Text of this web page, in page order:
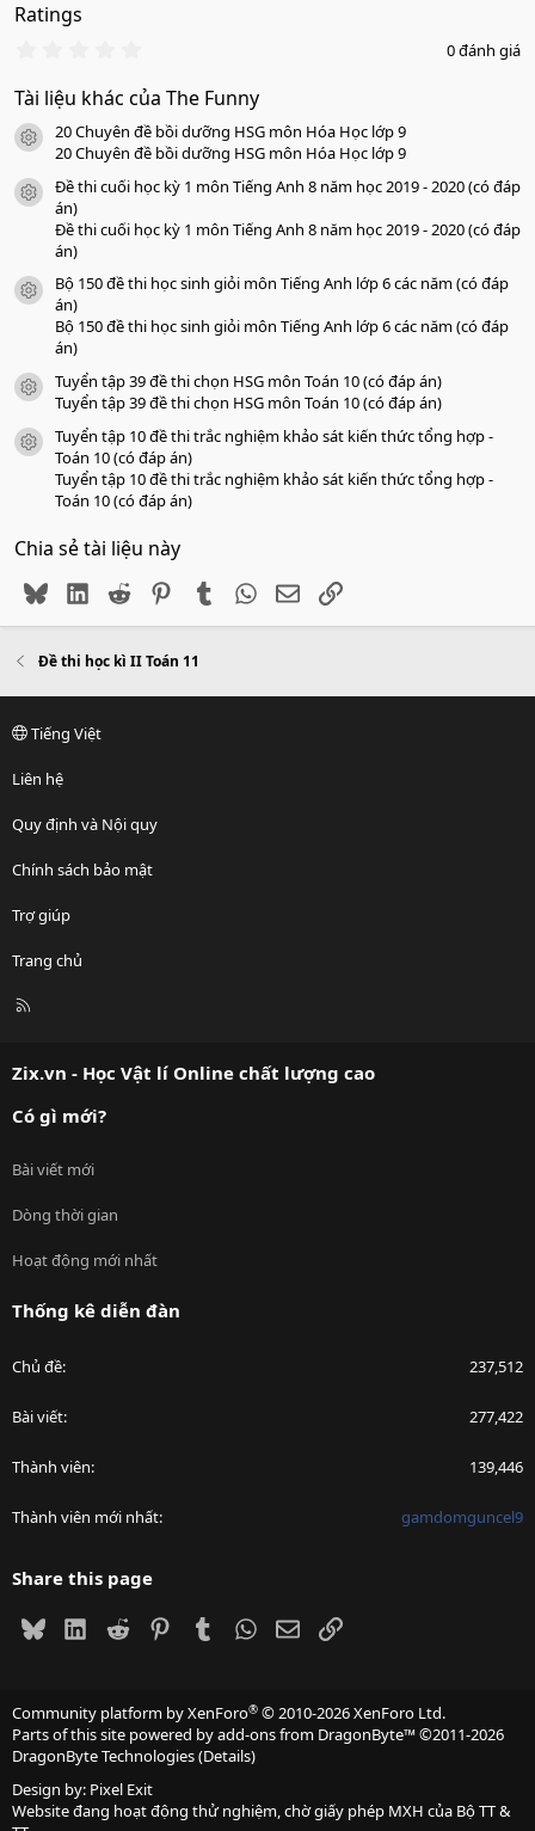
Ratings
0
0
s
a
o
0 đánh giá
Tài liệu khác của The Funny
icon tài liệu
20 Chuyên đề bồi dưỡng HSG môn Hóa Học lớp 9
20 Chuyên đề bồi dưỡng HSG môn Hóa Học lớp 9
icon tài liệu
Đề thi cuối học kỳ 1 môn Tiếng Anh 8 năm học 2019 - 2020 (có đáp
án)
Đề thi cuối học kỳ 1 môn Tiếng Anh 8 năm học 2019 - 2020 (có đáp
án)
icon tài liệu
Bộ 150 đề thi học sinh giỏi môn Tiếng Anh lớp 6 các năm (có đáp
án)
Bộ 150 đề thi học sinh giỏi môn Tiếng Anh lớp 6 các năm (có đáp
án)
icon tài liệu
Tuyển tập 39 đề thi chọn HSG môn Toán 10 (có đáp án)
Tuyển tập 39 đề thi chọn HSG môn Toán 10 (có đáp án)
icon tài liệu
Tuyển tập 10 đề thi trắc nghiệm khảo sát kiến thức tổng hợp -
Toán 10 (có đáp án)
Tuyển tập 10 đề thi trắc nghiệm khảo sát kiến thức tổng hợp -
Toán 10 (có đáp án)
Chia sẻ tài liệu này
BlueskyLinkedIn
Reddit PinterestTumblr WhatsApp
EmailLink
Đề thi học kì II Toán 11
Tiếng Việt
Liên hệ
Quy định và Nội quy
Chính sách bảo mật
Trợ giúp
Trang chủ
R
Zix.vn - Học Vật lí Online chất lượng cao
Có gì mới?
Bài viết mới
Dòng thời gian
Hoạt động mới nhất
Thống kê diễn đàn
Chủ đề 237,512
Bài viết 277,422
Thành viên 139,446
Thành viên mới nhất gamdomguncel9
Share this page
BlueskyLinkedIn
Reddit PinterestTumblrWhatsApp
EmailLink
Community platform by XenForo® © 2010-2026 XenForo Ltd.
Parts of this site powered byadd-ons from DragonByte™©2011-2026
DragonByte Technologies(Details)
Design by: Pixel Exit
Website đang hoạt động thử nghiệm, chờ giấy phép MXH của Bộ TT &